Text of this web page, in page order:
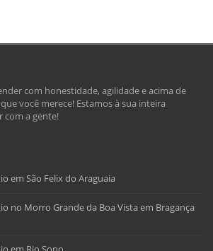
com honestidade, agilidade e acima de
você merece! Estamos à sua inteira
com a gente!
em São Felix do Araguaia
no Morro Grande da Boa Vista em Bragança